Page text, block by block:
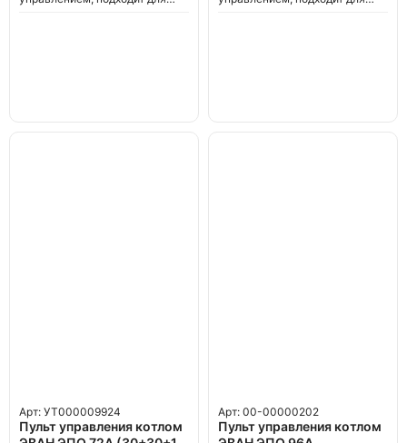
Арт: УТ000009924
Пульт управления котлом
Арт: 00-00000202
Пульт управления котлом